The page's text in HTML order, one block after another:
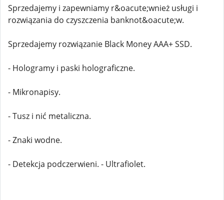
Sprzedajemy i zapewniamy r&oacute;wnież usługi i
rozwiązania do czyszczenia banknot&oacute;w.
Sprzedajemy rozwiązanie Black Money AAA+ SSD.
- Hologramy i paski holograficzne.
- Mikronapisy.
- Tusz i nić metaliczna.
- Znaki wodne.
- Detekcja podczerwieni. - Ultrafiolet.